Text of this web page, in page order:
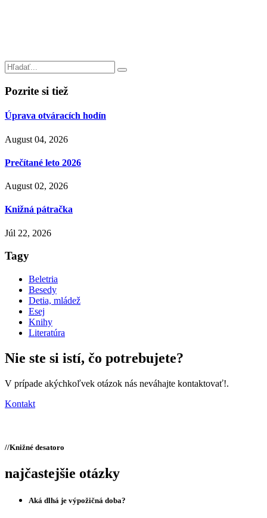
Pozrite si tiež
Úprava otváracích hodín
August 04, 2026
Prečítané leto 2026
August 02, 2026
Knižná pátračka
Júl 22, 2026
Tagy
Beletria
Besedy
Detia, mládež
Esej
Knihy
Literatúra
Nie ste si istí, čo potrebujete?
V prípade akýchkoľvek otázok nás neváhajte kontaktovať!.
Kontakt
//Knižné desatoro
najčastejšie otázky
Aká dlhá je výpožičná doba?